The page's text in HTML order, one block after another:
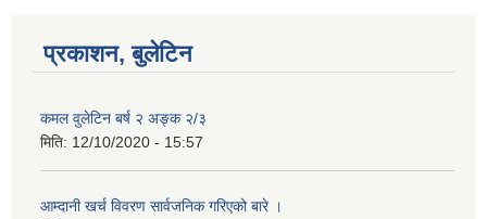
प्रकाशन, बुलेटिन
कमल वुलेटिन बर्ष २ अङ्क २/३
मिति: 12/10/2020 - 15:57
आम्दानी खर्च विवरण सार्वजनिक गरिएको बारे ।